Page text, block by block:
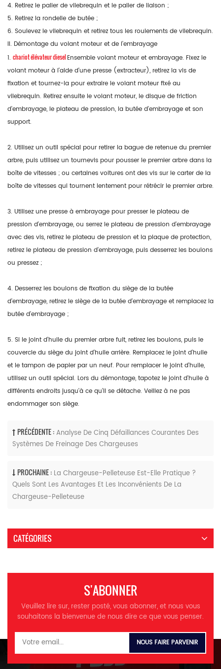
4. Retirez le palier de vilebrequin et le palier de liaison ;
5. Retirez la rondelle de butée ;
6. Soulevez le vilebrequin et retirez tous les roulements de vilebrequin.
II. Démontage du volant moteur et de l'embrayage
1. chariot élévateur dieselEnsemble volant moteur et embrayage. Fixez le
volant moteur à l'aide d'une presse (extracteur), retirez la vis de
fixation et tournez-la pour extraire le volant moteur fixé au
vilebrequin. Retirez ensuite le volant moteur, le disque de friction
d'embrayage, le plateau de pression, la butée d'embrayage et son
support.
2. Utilisez un outil spécial pour retirer la bague de retenue du premier
arbre, puis utilisez un tournevis pour pousser le premier arbre dans la
boîte de vitesses ; ou certaines voitures ont des vis sur le carter de la
boîte de vitesses qui tournent lentement pour rétrécir le premier arbre.
3. Utilisez une presse à embrayage pour presser le plateau de
pression d'embrayage, ou serrez le plateau de pression d'embrayage
avec des vis, retirez le plateau de pression et la plaque de protection,
retirez le plateau de pression d'embrayage, puis desserrez les boulons
ou pressez ;
4. Desserrez les boulons de fixation du siège de la butée
d'embrayage, retirez le siège de la butée d'embrayage et remplacez la
butée d'embrayage ;
5. Si le joint d'huile du premier arbre fuit, retirez les boulons, puis le
couvercle du siège du joint d'huile arrière. Remplacez le joint d'huile
et le tampon de papier par un neuf. Pour remplacer le joint d'huile,
utilisez un outil spécial. Lors du démontage, tapotez le joint d'huile à
différents endroits jusqu'à ce qu'il se détache. Veillez à ne pas
endommager son siège.
PRÉCÉDENTE :Analyse De Cinq Défaillances Courantes Des
Systèmes De Freinage Des Chargeuses
PROCHAINE : La Chargeuse-Pelleteuse Est-Elle Pratique ?
Quels Sont Les Avantages Et Les Inconvénients De La
Chargeuse-Pelleteuse
CATÉGORIES
S'ABONNER
Veuillez lire sur, rester posté, vous abonner, et nous vous
souhaitons la bienvenue de nous dire ce que vous penser.